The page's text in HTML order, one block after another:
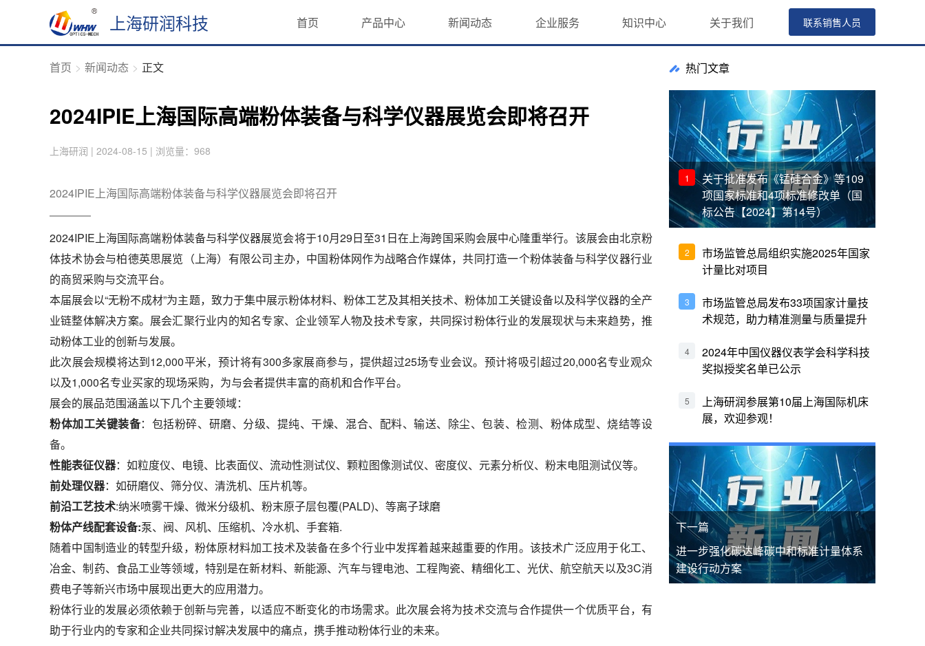
上海研润科技 首页 产品中心 新闻动态 企业服务 知识中心 关于我们 联系销售人员
首页 新闻动态 正文
2024IPIE上海国际高端粉体装备与科学仪器展览会即将召开
上海研润 | 2024-08-15 | 浏览量：968
2024IPIE上海国际高端粉体装备与科学仪器展览会即将召开
2024IPIE上海国际高端粉体装备与科学仪器展览会将于10月29日至31日在上海跨国采购会展中心隆重举行。该展会由北京粉
体技术协会与柏德英思展览（上海）有限公司主办，中国粉体网作为战略合作媒体，共同打造一个粉体装备与科学仪器行业
的商贸采购与交流平台。
本届展会以“无粉不成材”为主题，致力于集中展示粉体材料、粉体工艺及其相关技术、粉体加工关键设备以及科学仪器的全产
业链整体解决方案。展会汇聚行业内的知名专家、企业领军人物及技术专家，共同探讨粉体行业的发展现状与未来趋势，推
动粉体工业的创新与发展。
此次展会规模将达到12,000平米，预计将有300多家展商参与，提供超过25场专业会议。预计将吸引超过20,000名专业观众
以及1,000名专业买家的现场采购，为与会者提供丰富的商机和合作平台。
展会的展品范围涵盖以下几个主要领域：
粉体加工关键装备：包括粉碎、研磨、分级、提纯、干燥、混合、配料、输送、除尘、包装、检测、粉体成型、烧结等设
备。
性能表征仪器：如粒度仪、电镜、比表面仪、流动性测试仪、颗粒图像测试仪、密度仪、元素分析仪、粉末电阻测试仪等。
前处理仪器：如研磨仪、筛分仪、清洗机、压片机等。
前沿工艺技术:纳米喷雾干燥、微米分级机、粉末原子层包覆(PALD)、等离子球磨
粉体产线配套设备:泵、阀、风机、压缩机、冷水机、手套箱.
随着中国制造业的转型升级，粉体原材料加工技术及装备在多个行业中发挥着越来越重要的作用。该技术广泛应用于化工、
冶金、制药、食品工业等领域，特别是在新材料、新能源、汽车与锂电池、工程陶瓷、精细化工、光伏、航空航天以及3C消
费电子等新兴市场中展现出更大的应用潜力。
粉体行业的发展必须依赖于创新与完善，以适应不断变化的市场需求。此次展会将为技术交流与合作提供一个优质平台，有
助于行业内的专家和企业共同探讨解决发展中的痛点，携手推动粉体行业的未来。
热门文章
1
关于批准发布《锰硅合金》等109
项国家标准和4项标准修改单（国
标公告【2024】第14号）
2
市场监管总局组织实施2025年国家
计量比对项目
3
市场监管总局发布33项国家计量技
术规范，助力精准测量与质量提升
4
2024年中国仪器仪表学会科学科技
奖拟授奖名单已公示
5
上海研润参展第10届上海国际机床
展，欢迎参观！
下一篇
进一步强化碳达峰碳中和标准计量体系
建设行动方案